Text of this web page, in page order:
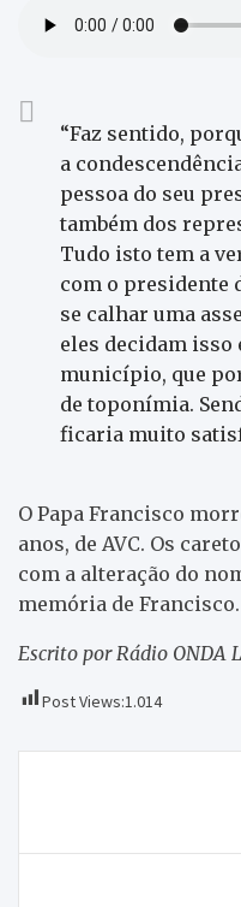
“Faz sentido,
a
pessoa do seu
também dos
Tudo isto tem a
com o presidente
se calhar uma
eles decidam isso
município, que
de toponímia.
ficaria muito
O Papa Francisco
anos, de AVC. Os
com a alteração do
memória de Francisco.
Escrito por Rádio ONDA
Post Views:1.014
artigos